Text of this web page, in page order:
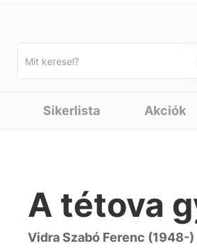
Sikerlista Akciók
A tétova
Vidra Szabó Ferenc (1948-)